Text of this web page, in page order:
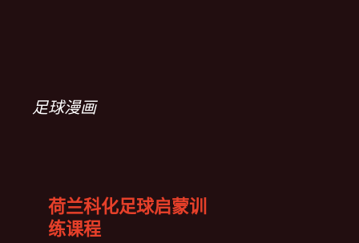
荷兰科化足球启蒙训
练课程
足球漫画